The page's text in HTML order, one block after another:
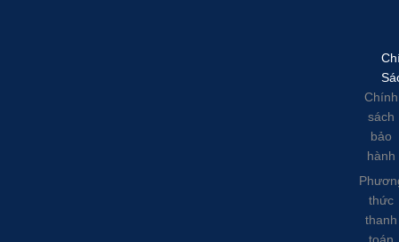
Chính
sách
bảo
hành
thức
thanh